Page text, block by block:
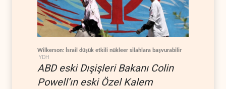
Wilkerson: İsrail düşük etkili nükleer silahlara başvurabilir
YDH
ABD eski Dışişleri Bakanı Colin
Powell’ın eski Özel Kalem